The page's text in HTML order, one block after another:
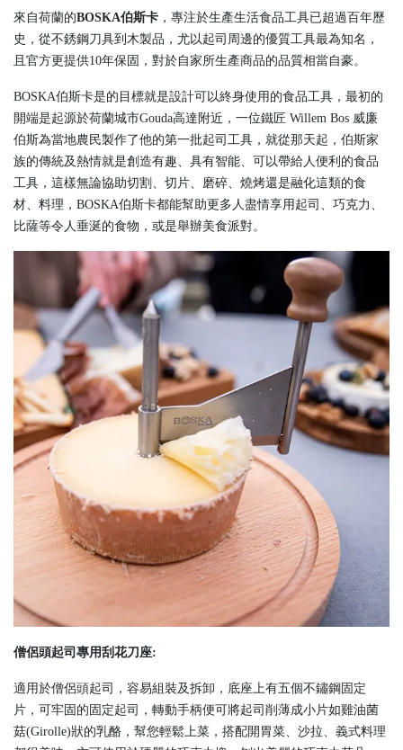
來自荷蘭的BOSKA伯斯卡 ，專注於生產生活食品工具已超過百年歷
史，從不銹鋼刀具到木製品，尤以起司周邊的優質工具最為知名，
且官方更提供10年保固，對於自家所生產商品的品質相當自豪。
BOSKA伯斯卡是的目標就是設計可以終身使用的食品工具，最初的
開端是起源於荷蘭城市Gouda高達附近，一位鐵匠 Willem Bos 威廉
伯斯為當地農民製作了他的第一批起司工具，就從那天起，伯斯家
族的傳統及熱情就是創造有趣、具有智能、可以帶給人便利的食品
工具，這樣無論協助切割、切片、磨碎、燒烤還是融化這類的食
材、料理，BOSKA伯斯卡都能幫助更多人盡情享用起司、巧克力、
比薩等令人垂涎的食物，或是舉辦美食派對。
僧侶頭起司專用刮花刀座:
適用於僧侶頭起司，容易組裝及拆卸，底座上有五個不鏽鋼固定
片，可牢固的固定起司，轉動手柄便可將起司削薄成小片如雞油菌
菇(Girolle)狀的乳酪，幫您輕鬆上菜，搭配開胃菜、沙拉、義式料理